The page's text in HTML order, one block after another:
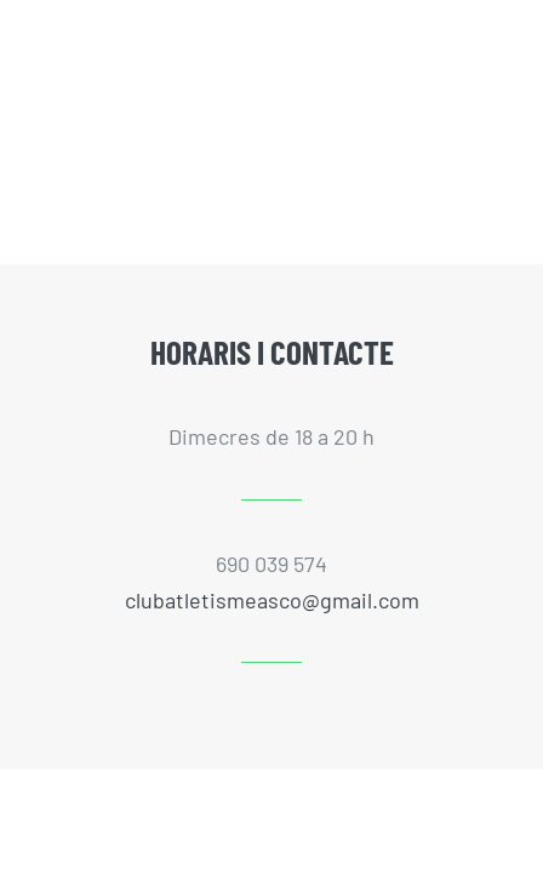
HORARIS I CONTACTE
Dimecres de 18 a 20 h
690 039 574
clubatletismeasco@gmail.com